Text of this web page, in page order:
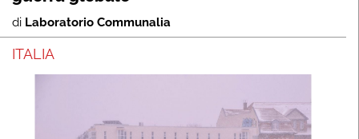
di Laboratorio Communalia
ITALIA